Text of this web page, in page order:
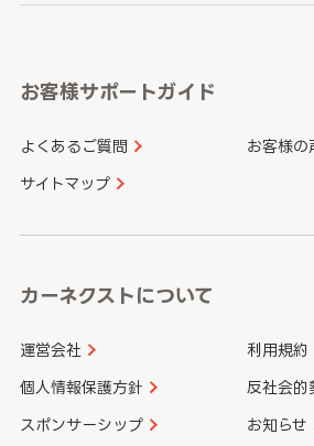
愛知県
和歌山県
山口県
香川県 愛媛県
長崎県
大分県 宮崎県
お客様サポートガイド
よくあるご質問 お客様の
サイトマップ
カーネクストについて
運営会社 利用規約
個人情報保護方針 反社会的
スポンサーシップ お知らせ